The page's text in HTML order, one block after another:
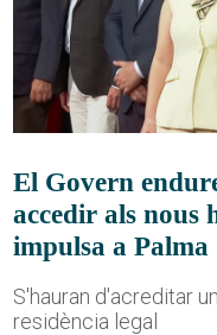
El Govern
accedir als nous
impulsa a Palma
S'hauran d'acreditar
residència legal